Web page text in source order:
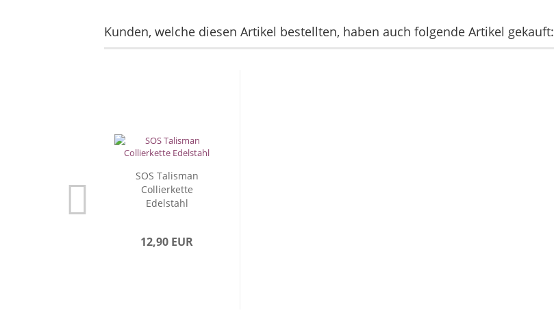
Kunden, welche diesen Artikel bestellten, haben auch folgende Artikel gekauft:
SOS Talisman
Collierkette
Edelstahl
12,90 EUR